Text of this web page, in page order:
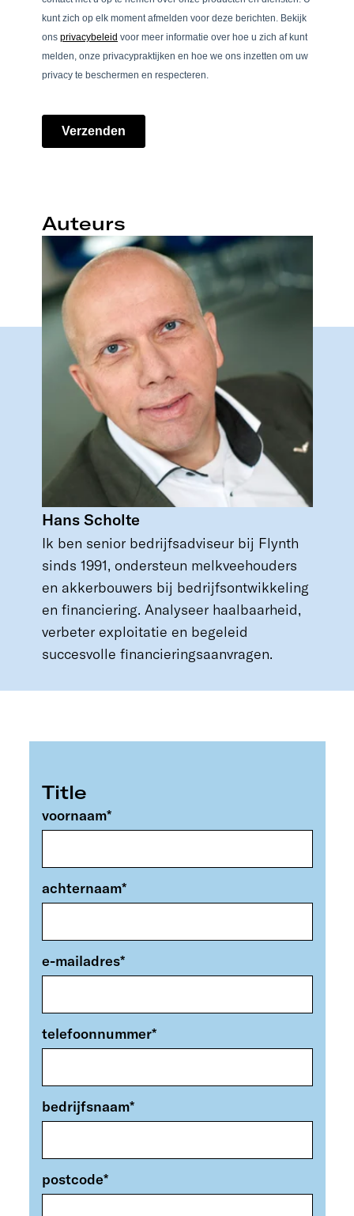
Auteurs
Hans Scholte
Ik ben senior bedrijfsadviseur bij Flynth
sinds 1991, ondersteun melkveehouders
en akkerbouwers bij bedrijfsontwikkeling
en financiering. Analyseer haalbaarheid,
verbeter exploitatie en begeleid
succesvolle financieringsaanvragen.
Title
voornaam*
achternaam*
e-mailadres*
telefoonnummer*
bedrijfsnaam*
postcode*